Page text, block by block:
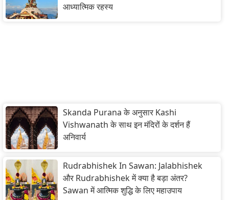
आध्यात्मिक रहस्य
Skanda Purana के अनुसार Kashi
Vishwanath के साथ इन मंदिरों के दर्शन हैं
अनिवार्य
Rudrabhishek In Sawan: Jalabhishek
और Rudrabhishek में क्या है बड़ा अंतर?
Sawan में आत्मिक शुद्धि के लिए महाउपाय